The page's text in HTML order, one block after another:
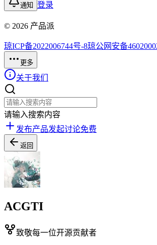
通知 登录
© 2026 产品派
琼ICP备2022006744号-8琼公网安备
更多
关于我们
请输入搜索内容
发布产品发起讨论免费
返回
ACGTI
致敬每一位开源贡献者